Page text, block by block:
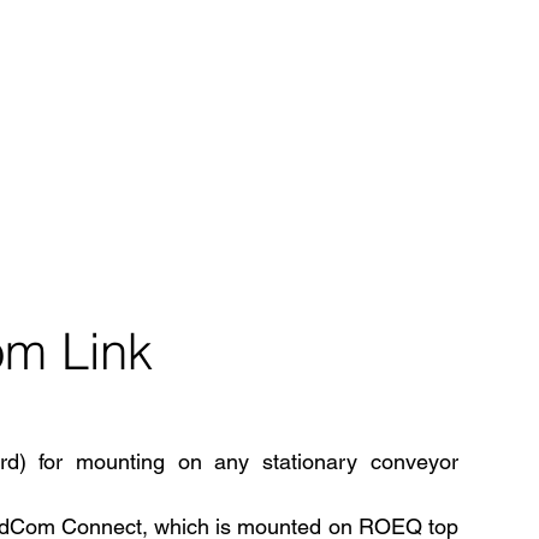
Link
for mounting on any stationary conveyor
Connect, which is mounted on ROEQ top